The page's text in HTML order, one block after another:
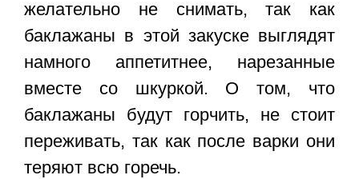
желательно не снимать, так как
баклажаны в этой закуске выглядят
намного аппетитнее, нарезанные
вместе со шкуркой. О том, что
баклажаны будут горчить, не стоит
переживать, так как после варки они
теряют всю горечь.